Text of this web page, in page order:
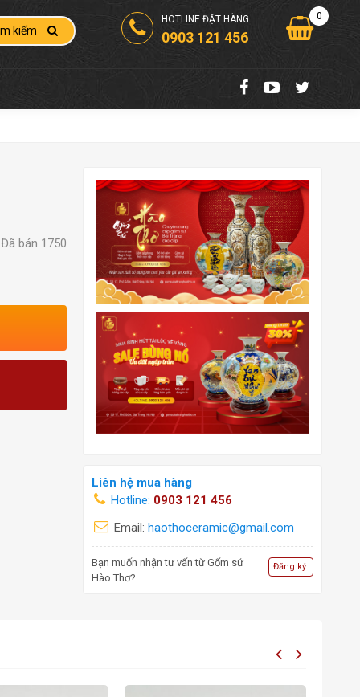
kiếm
HOTLINE ĐẶT HÀNG
0903 121 456
0
Đã bán 1750
Liên hệ mua hàng
Hotline: 0903 121 456
Email:haothoceramic@gmail.com
Bạn muốn nhận tư vấn từ Gốm sứ
Hào Thơ?
Đăng ký